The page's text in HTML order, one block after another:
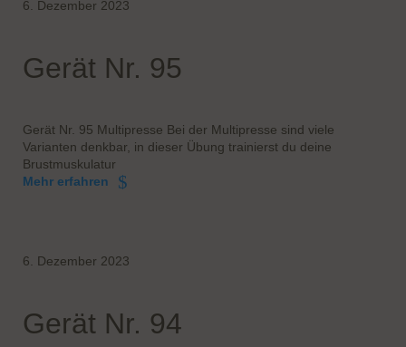
6. Dezember 2023
Gerät Nr. 95
Gerät Nr. 95 Multipresse Bei der Multipresse sind viele
Varianten denkbar, in dieser Übung trainierst du deine
Brustmuskulatur
Mehr erfahren
6. Dezember 2023
Gerät Nr. 94